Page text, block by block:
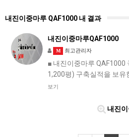
내진이중마루 QAF1000 내 결과
내진이중마루QAF1000
M 최고관리자
■ 내진이중마루 QAF1000
1,200평) 구축실적을 보유
보기
내진